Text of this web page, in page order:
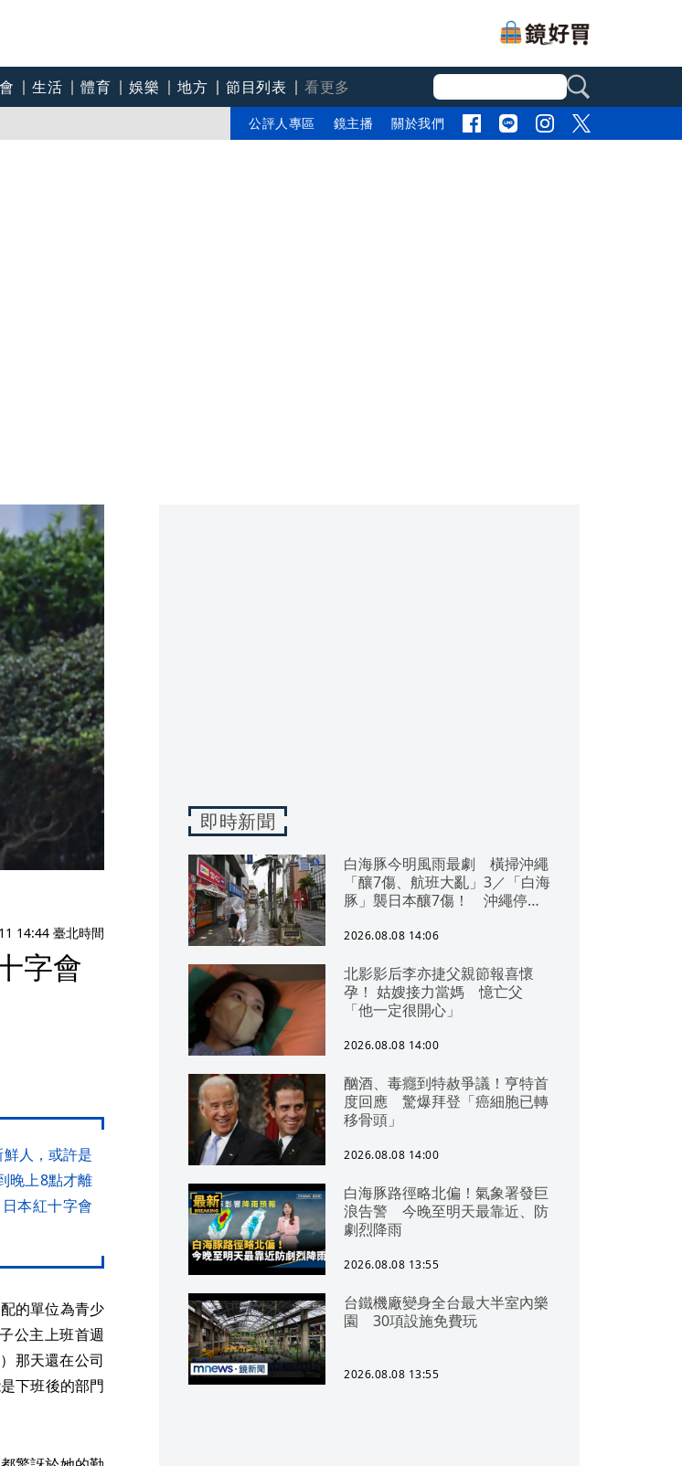
生活 體育 娛樂 地方 節目列表
看更多
被「白海豚」叫醒 颱風外圍
公評人專區 鏡主播 關於我們
14:44 臺北時間
字會
人，或許是
晚上8點才離
本紅十字會
的單位為青少
公主上班首週
那天還在公司
下班後的部門
即時新聞
白海豚今明風雨最劇 橫掃沖繩
「釀7傷、航班大亂」3／「白海
豚」襲日本釀7傷！ 沖繩停電
2026.08.08 14:06
北影影后李亦捷父親節報喜懷
孕！ 姑嫂接力當媽 憶亡父
「他一定很開心」
2026.08.08 14:00
酗酒、毒癮到特赦爭議！亨特首
度回應 驚爆拜登「癌細胞已轉
移骨頭」
2026.08.08 14:00
白海豚路徑略北偏！氣象署發巨
浪告警 今晚至明天最靠近、防
劇烈降雨
2026.08.08 13:55
台鐵機廠變身全台最大半室內樂
園 30項設施免費玩
2026.08.08 13:55